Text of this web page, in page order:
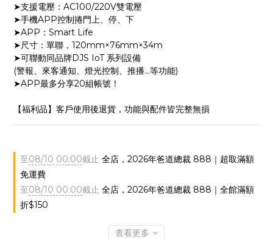
➤支援電壓：AC100/220V雙電壓
➤手機APP控制捲門上、停、下
➤APP：Smart Life
➤尺寸：單聯，120mm×76mm×34m
➤可聯動同品牌DJS IoT 系列設備
(警報、來客通知、燈光控制、推播…等功能)
➤APP最多分享20組帳號！
【福利品】客戶使用後退貨，功能與配件皆完整無損
至08/10 00:00截止 全店，2026年爸道總裁 888｜超取滿額
免運費
至08/10 00:00截止 全店，2026年爸道總裁 888｜全館滿額
折$150
查看更多